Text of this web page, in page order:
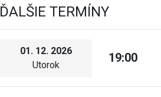
ĎALŠIE TERMÍNY
01. 12. 2026
Utorok
19:00